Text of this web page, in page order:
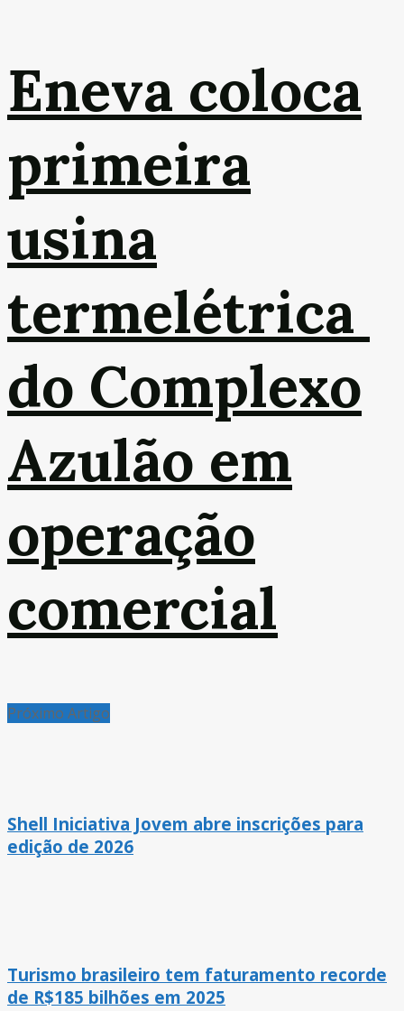
Eneva coloca
primeira
usina
termelétrica
do Complexo
Azulão em
operação
comercial
Próximo Artigo
Shell Iniciativa Jovem abre inscrições para
edição de 2026
Turismo brasileiro tem faturamento recorde
de R$185 bilhões em 2025